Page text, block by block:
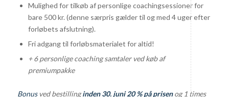
Mulighed for tilkøb af personlige coachingsessioner for
bare 500 kr. (denne særpris gælder til og med 4 uger efter
forløbets afslutning).
Fri adgang til forløbsmaterialet for altid!
+ 6 personlige coaching samtaler ved køb af
premiumpakke
Bonusved bestillinginden 30. juni 20 % på prisenog 1 times